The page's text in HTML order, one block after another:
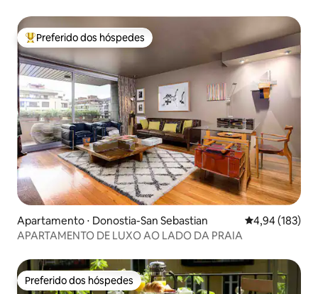
Entre os melhores preferidos dos hóspedes
Preferido dos hóspedes
Apartamento ⋅ Donostia-San Sebastian 4,94 de uma
4,94 (183)
APARTAMENTO DE LUXO AO LADO DA PRAIA
Preferido dos hóspedes
Preferido dos hóspedes